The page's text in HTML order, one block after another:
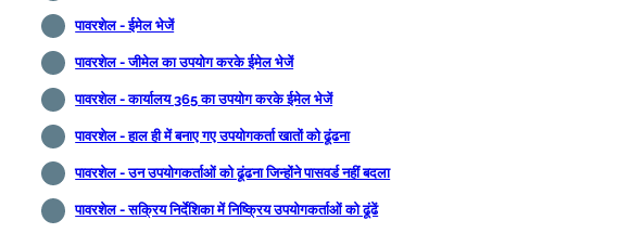
पावरशेल - ईमेल भेजें
पावरशेल - जीमेल का उपयोग करके ईमेल भेजें
पावरशेल - कार्यालय 365 का उपयोग करके ईमेल भेजें
पावरशेल - हाल ही में बनाए गए उपयोगकर्ता खातों को ढूंढना
पावरशेल - उन उपयोगकर्ताओं को ढूंढना जिन्होंने पासवर्ड नहीं बदला
पावरशेल - सक्रिय निर्देशिका में निष्क्रिय उपयोगकर्ताओं को ढूंढें